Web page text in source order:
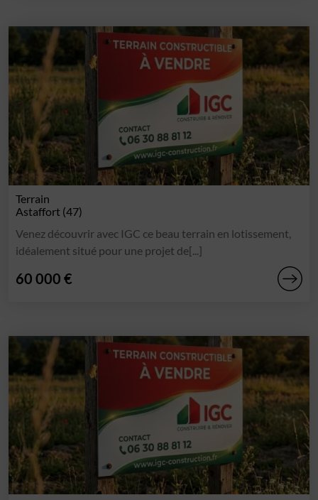
Terrain
Astaffort (47)
Venez découvrir avec IGC ce beau terrain en lotissement,
idéalement situé pour une projet de[...]
60 000 €